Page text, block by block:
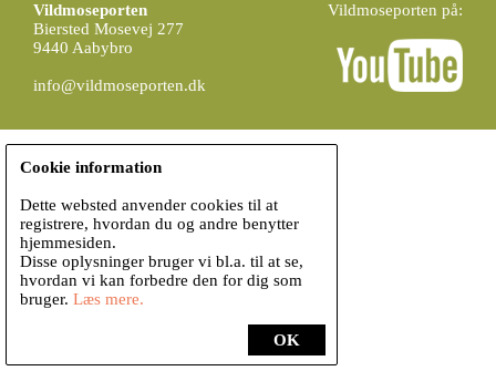
Vildmoseporten
Biersted Mosevej 277
9440 Aabybro
info@vildmoseporten.dk
Vildmoseporten på:
OK
Cookie information
Dette websted anvender cookies til at
registrere, hvordan du og andre benytter
hjemmesiden.
Disse oplysninger bruger vi bl.a. til at se,
hvordan vi kan forbedre den for dig som
bruger. Læs mere.